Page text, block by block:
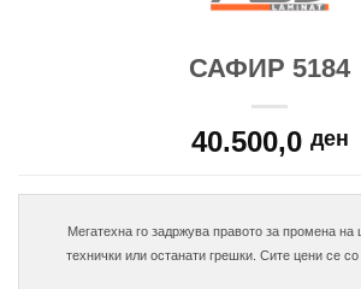
САФИР 5184
40.500,0 ден
Мегатехна го задржува правото за промена на